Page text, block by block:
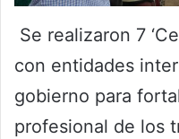
Se realizaron 7
con entidades
gobierno para
profesional de los